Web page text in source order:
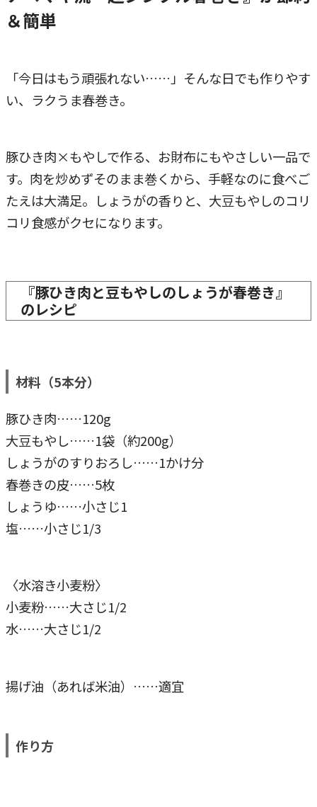
＆簡単
「今日はもう頑張れない……」そんな日でも作りやす
い、ラクうま春巻き。
豚ひき肉×もやしで作る、お財布にもやさしい一品で
す。肉を炒めずそのまま巻くから、手軽なのに食べご
たえは大満足。しょうがの香りと、大豆もやしのコリ
コリ食感がクセになります。
『豚ひき肉と豆もやしのしょうが春巻き』
のレシピ
材料 （5本分）
豚ひき肉……120g
大豆もやし……1袋（約200g）
しょうがのすりおろし……1かけ分
春巻きの皮……5枚
しょうゆ……小さじ1
塩……小さじ1/3
〈水溶き小麦粉〉
小麦粉……大さじ1/2
水……大さじ1/2
揚げ油（あれば米油）……適宜
作り方